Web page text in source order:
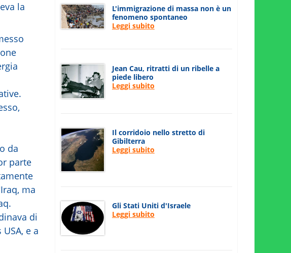
la
da
parte
ma
di
e a
L'immigrazione di massa non è un
fenomeno spontaneo
Leggi subito
Jean Cau, ritratti di un ribelle a
piede libero
Leggi subito
Il corridoio nello stretto di
Gibilterra
Leggi subito
Gli Stati Uniti d'Israele
Leggi subito